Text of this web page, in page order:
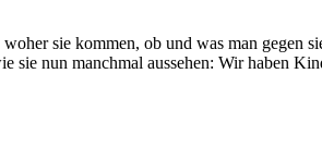
sie kommen, ob und was man gegen
sie nun manchmal aussehen: Wir haben